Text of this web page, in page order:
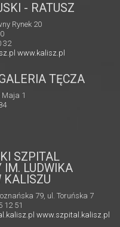
- RATUSZ
Rynek 20
32
www.kalisz.pl
TĘCZA
Maja 1
SZPITAL
IM. LUDWIKA
KALISZU
79, ul. Toruńska 7
12 51
www.szpital.kalisz.pl